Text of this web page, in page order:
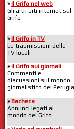
» Il Grifo nel web
Gli altri siti internet sul
Grifo
» Il Grifo in TV
Le trasmissioni delle
TV locali
» Il Grifo sui giornali
Commenti e
discussioni sul mondo
giornalistico del Perugia
» Bacheca
Annunci legati al
mondo del Grifo